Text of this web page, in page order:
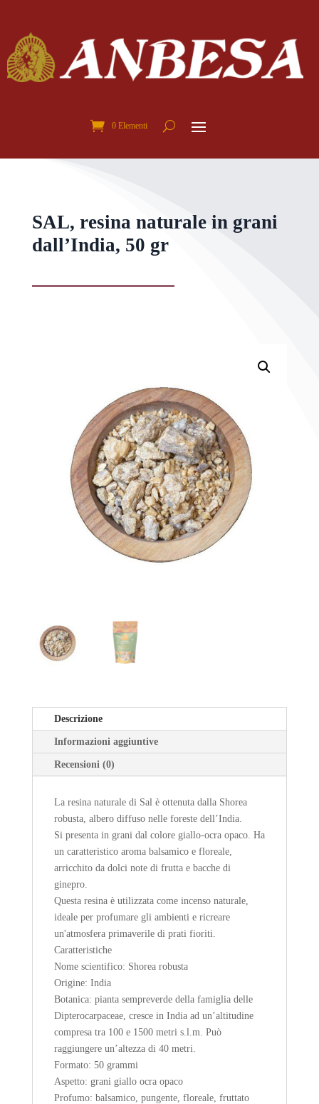
0 Elementi
SAL, resina naturale in grani
dall’India, 50 gr
Descrizione
Informazioni aggiuntive
Recensioni (0)
La resina naturale di Sal è ottenuta dalla Shorea
robusta, albero diffuso nelle foreste dell’India.
Si presenta in grani dal colore giallo-ocra opaco. Ha
un caratteristico aroma balsamico e floreale,
arricchito da dolci note di frutta e bacche di
ginepro.
Questa resina è utilizzata come incenso naturale,
ideale per profumare gli ambienti e ricreare
un'atmosfera primaverile di prati fioriti.
Caratteristiche
Nome scientifico: Shorea robusta
Origine: India
Botanica: pianta sempreverde della famiglia delle
Dipterocarpaceae, cresce in India ad un’altitudine
compresa tra 100 e 1500 metri s.l.m. Può
raggiungere un’altezza di 40 metri.
Formato: 50 grammi
Aspetto: grani giallo ocra opaco
Profumo: balsamico, pungente, floreale, fruttato